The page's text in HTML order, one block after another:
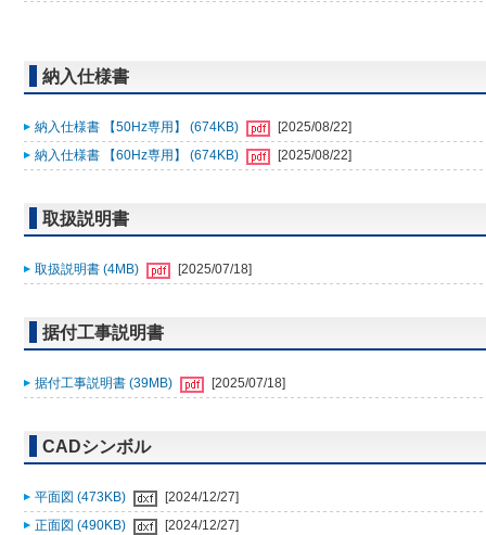
納入仕様書
納入仕様書 【50Hz専用】 (674KB)
[2025/08/22]
納入仕様書 【60Hz専用】 (674KB)
[2025/08/22]
取扱説明書
取扱説明書 (4MB) [2025/07/18]
据付工事説明書
据付工事説明書 (39MB) [2025/07/18]
CADシンボル
平面図 (473KB)
[2024/12/27]
正面図 (490KB)
[2024/12/27]